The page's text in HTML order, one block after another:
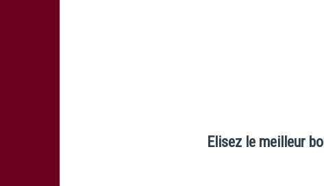
Elisez le meilleur